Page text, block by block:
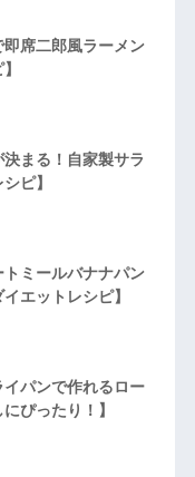
即席二郎風ラーメン
まる！自家製サラ
ピ】
ミールバナナパン
エットレシピ】
イパンで作れるロー
ぴったり！】